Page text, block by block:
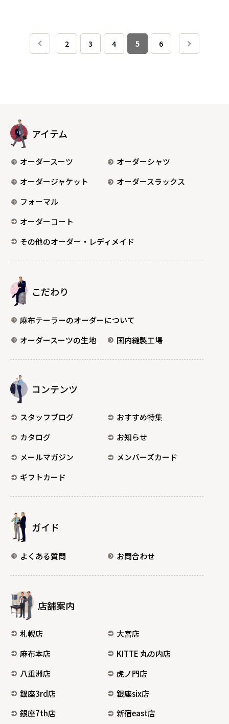
2 3 4 5 6
アイテム
オーダースーツ
オーダーシャツ
オーダージャケット
オーダースラックス
フォーマル
オーダーコート
その他のオーダー・レディメイド
こだわり
麻布テーラーのオーダーについて
オーダースーツの生地
国内縫製工場
コンテンツ
スタッフブログ
おすすめ特集
カタログ
お知らせ
メールマガジン
メンバーズカード
ギフトカード
ガイド
よくある質問 お問合わせ
店舗案内
札幌店
大宮店
麻布本店
KITTE 丸の内店
八重洲店
虎ノ門店
銀座3rd店
銀座six店
銀座7th店
新宿east店